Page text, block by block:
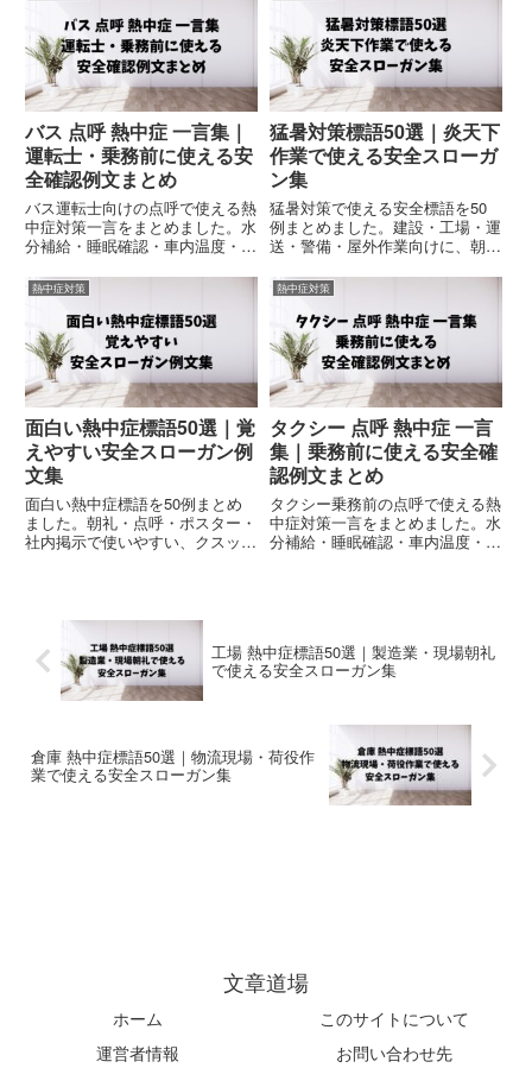
応したコピペOKの実務向け例文
集です。
バス 点呼 熱中症 一言集｜
運転士・乗務前に使える安
全確認例文まとめ
バス運転士向けの点呼で使える熱
中症対策一言をまとめました。水
分補給・睡眠確認・車内温度・体
短文例文を厳選紹介。コピペOK
の安全点呼例文集です。
猛暑対策標語50選｜炎天下
作業で使える安全スローガ
ン集
猛暑対策で使える安全標語を50
例まとめました。建設・工場・運
送・警備・屋外作業向けに、朝
使える熱中症対策スローガンを厳
選紹介。コピペOKの実務向け例
文集です。
熱中症対策
面白い熱中症標語50選｜覚
えやすい安全スローガン例
文集
面白い熱中症標語を50例まとめ
ました。朝礼・点呼・ポスター・
社内掲示で使いやすい、クスッと
です。
熱中症対策
タクシー 点呼 熱中症 一言
集｜乗務前に使える安全確
認例文まとめ
タクシー乗務前の点呼で使える熱
中症対策一言をまとめました。水
分補給・睡眠確認・車内温度・体
工場 熱中症標語50選｜製造業・現場朝礼
で使える安全スローガン集
倉庫 熱中症標語50選｜物流現場・荷役作
業で使える安全スローガン集
文章道場
ホーム
このサイトについて
運営者情報
お問い合わせ先